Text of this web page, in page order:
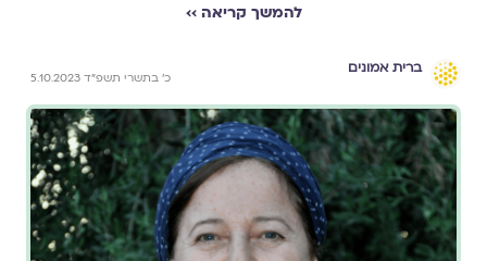
להמשך קריאה ››
ברית אמונים
כ׳ בתשרי תשפ״ד 5.10.2023